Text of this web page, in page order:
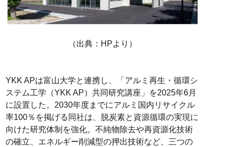
（出典：HPより）
YKK APは富山大学と連携し、「アルミ再生・循環シ
ステム工学（YKK AP）共同研究講座」を2025年6月
に設置した。2030年度までにアルミ国内リサイクル
率100％を掲げる同社は、脱炭素と資源循環の実現に
向けた研究体制を強化。不純物除去や再資源化技術
の確立、エネルギー削減型の押出技術など、三つの